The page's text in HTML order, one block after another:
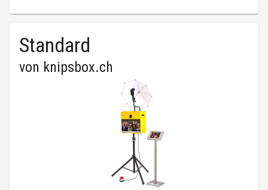
Standard
von knipsbox.ch